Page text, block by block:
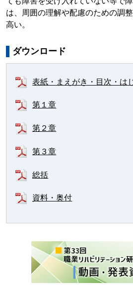
は、周囲の理解や配慮のための調
高い。
ダウンロード
表紙・まえがき・目次・は
第１章
第２章
第３章
総括
資料・奥付